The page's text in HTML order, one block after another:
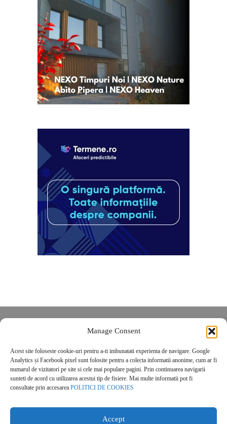
Manage Consent
Acest site foloseste cookie-uri pentru a-ti imbunatati experienta de navigare. Google
Analytics și Facebook pixel sunt folosite pentru a colecta informatii anonime, cum ar fi
numarul de vizitatori pe site si cele mai populare pagini. Prin continuarea navigarii
sunteti de acord cu utilizarea acestui tip de fisiere. Mai multe informatii pot fi
consultate prin accesarea POLITICI DE COOKIES
Accept
POLITICĂ DE CONFIDENȚIALITATE
Politica de cookies